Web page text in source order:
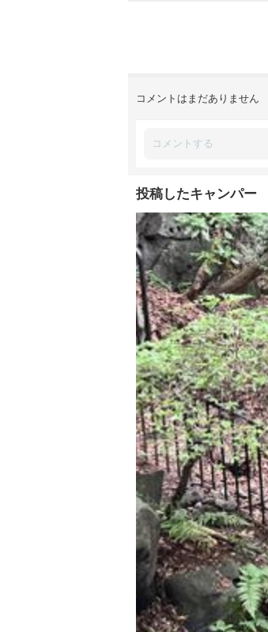
コメントはまだありません
投稿したキャンパー